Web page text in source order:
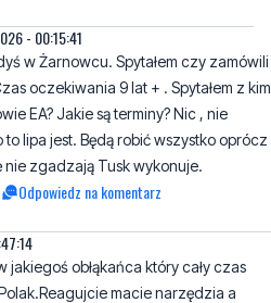
- 00:15:41
w Żarnowcu. Spytałem czy zamówili
oczekiwania 9 lat + . Spytałem z kim
EA? Jakie są terminy? Nic , nie
lipa jest. Będą robić wszystko oprócz
nie zgadzają Tusk wykonuje.
Odpowiedz na komentarz
obłąkańca który cały czas
macie narzędzia a